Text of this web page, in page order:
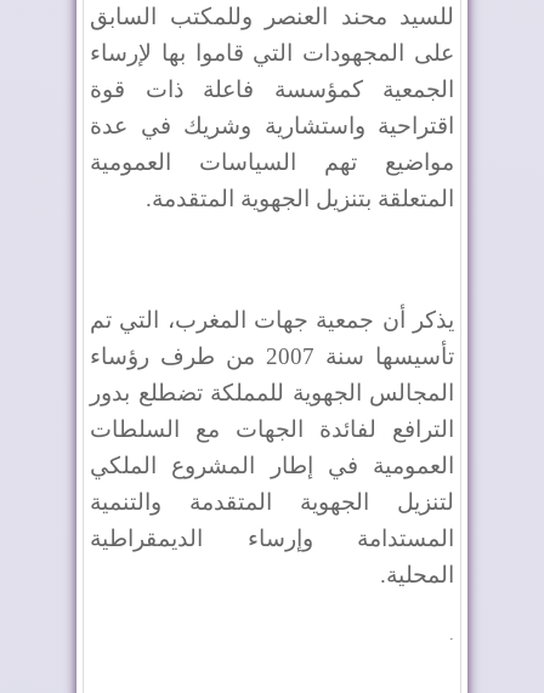
للسيد محند العنصر وللمكتب السابق
على المجهودات التي قاموا بها لإرساء
الجمعية كمؤسسة فاعلة ذات قوة
اقتراحية واستشارية وشريك في عدة
مواضيع تهم السياسات العمومية
المتعلقة بتنزيل الجهوية المتقدمة.
يذكر أن جمعية جهات المغرب، التي تم
تأسيسها سنة 2007 من طرف رؤساء
المجالس الجهوية للمملكة تضطلع بدور
الترافع لفائدة الجهات مع السلطات
العمومية في إطار المشروع الملكي
لتنزيل الجهوية المتقدمة والتنمية
المستدامة وإرساء الديمقراطية
المحلية.